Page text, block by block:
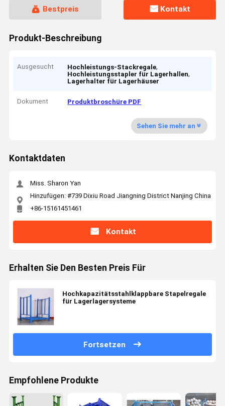
Bestpreis Kontakt
Produkt-Beschreibung
Ausgesucht Hochleistungs-Stackregale,
Hochleistungsstapler für Lagerhallen,
Lagerhalter für Lagerhäuser
Dokument Produktbroschüre PDF
Sehen Sie mehr an
Kontaktdaten
Miss. Sharon Yan
Hinzufügen: #739 Dixiu Road Jiangning District Nanjing China
+86-15161451461
Kontakt
Erhalten Sie Den Besten Preis Für
Hochkapazitätsstahlklappbare Stapelregale
für Lagerlagersysteme
Fortsetzen
Empfohlene Produkte